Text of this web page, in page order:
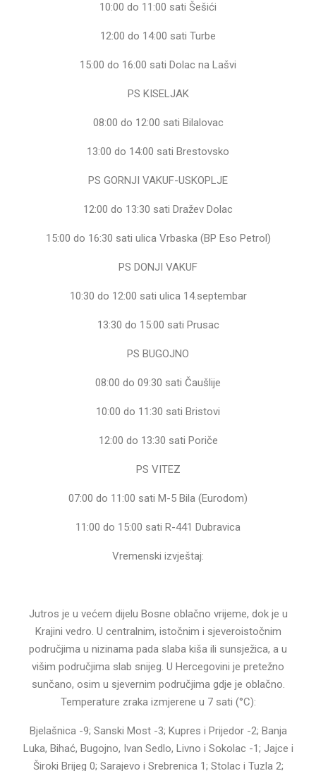
10:00 do 11:00 sati Šešići
12:00 do 14:00 sati Turbe
15:00 do 16:00 sati Dolac na Lašvi
PS KISELJAK
08:00 do 12:00 sati Bilalovac
13:00 do 14:00 sati Brestovsko
PS GORNJI VAKUF-USKOPLJE
12:00 do 13:30 sati Dražev Dolac
15:00 do 16:30 sati ulica Vrbaska (BP Eso Petrol)
PS DONJI VAKUF
10:30 do 12:00 sati ulica 14.septembar
13:30 do 15:00 sati Prusac
PS BUGOJNO
08:00 do 09:30 sati Čaušlije
10:00 do 11:30 sati Bristovi
12:00 do 13:30 sati Poriče
PS VITEZ
07:00 do 11:00 sati M-5 Bila (Eurodom)
11:00 do 15:00 sati R-441 Dubravica
Vremenski izvještaj:
Jutros je u većem dijelu Bosne oblačno vrijeme, dok je u
Krajini vedro. U centralnim, istočnim i sjeveroistočnim
područjima u nizinama pada slaba kiša ili sunsježica, a u
višim područjima slab snijeg. U Hercegovini je pretežno
sunčano, osim u sjevernim područjima gdje je oblačno.
Temperature zraka izmjerene u 7 sati (°C):
Bjelašnica -9; Sanski Most -3; Kupres i Prijedor -2; Banja
Luka, Bihać, Bugojno, Ivan Sedlo, Livno i Sokolac -1; Jajce i
Široki Brijeg 0; Sarajevo i Srebrenica 1; Stolac i Tuzla 2;